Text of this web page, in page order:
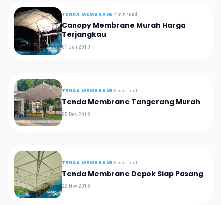
TENDA MEMBRANE 4 min read
Canopy Membrane Murah Harga
Terjangkau
01 Jan 2019
TENDA MEMBRANE 3 min read
Tenda Membrane Tangerang Murah
05 Des 2018
TENDA MEMBRANE 3 min read
Tenda Membrane Depok Siap Pasang
23 Nov 2018